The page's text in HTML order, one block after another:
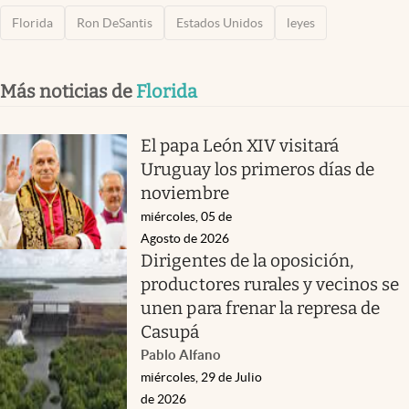
Florida Ron DeSantis Estados Unidos leyes
Más noticias de Florida
El papa León XIV visitará
Uruguay los primeros días de
noviembre
miércoles, 05 de
Agosto de 2026
Dirigentes de la oposición,
productores rurales y vecinos se
unen para frenar la represa de
Casupá
Pablo Alfano
miércoles, 29 de Julio
de 2026